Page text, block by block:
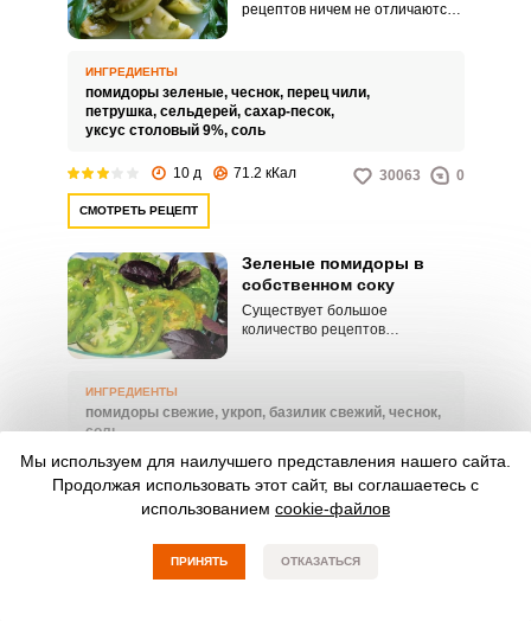
рецептов ничем не отличаются
ИНГРЕДИЕНТЫ
помидоры зеленые, чеснок, перец чили,
петрушка, сельдерей, сахар-песок,
уксус столовый 9%, соль
10 д 71.2 кКал 30063 0
СМОТРЕТЬ РЕЦЕПТ
Зеленые помидоры в
собственном соку
Существует большое
количество рецептов
простых рецептов зеленых
помидоров в собственном соку.
ИНГРЕДИЕНТЫ
помидоры свежие, укроп, базилик свежий, чеснок,
соль
СМОТРЕТЬ РЕЦЕПТ
Зеленые помидоры за
сутки
Мы используем для наилучшего представления нашего сайта.
Продолжая использовать этот сайт, вы соглашаетесь с
использованием cookie-файлов
ПРИНЯТЬ ОТКАЗАТЬСЯ